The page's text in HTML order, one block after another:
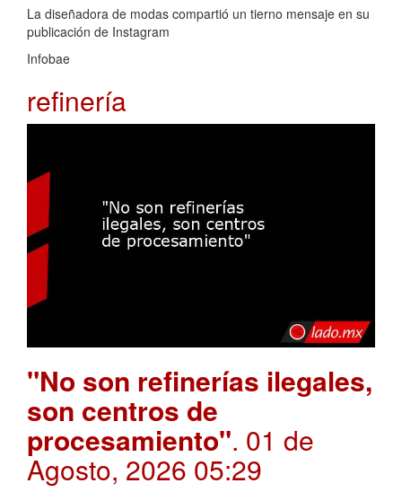
La diseñadora de modas compartió un tierno mensaje en su
publicación de Instagram
Infobae
refinería
"No son refinerías ilegales,
son centros de
procesamiento". 01 de
Agosto, 2026 05:29